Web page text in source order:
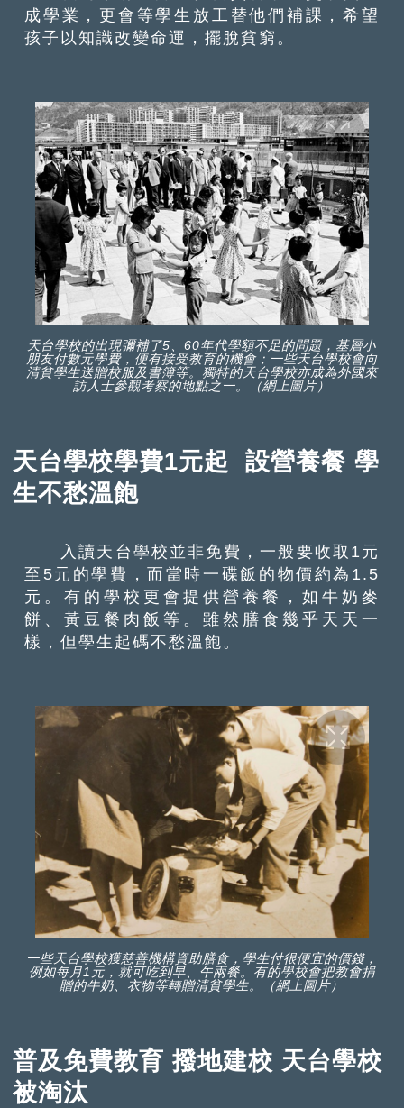
成學業，更會等學生放工替他們補課，希望
孩子以知識改變命運，擺脫貧窮。
天台學校的出現彌補了5、60年代學額不足的問題，基層小
朋友付數元學費，便有接受教育的機會；一些天台學校會向
清貧學生送贈校服及書簿等。獨特的天台學校亦成為外國來
訪人士參觀考察的地點之一。（網上圖片）
天台學校學費1元起 設營養餐 學
生不愁溫飽
入讀天台學校並非免費，一般要收取1元
至5元的學費，而當時一碟飯的物價約為1.5
元。有的學校更會提供營養餐，如牛奶麥
餅、黃豆餐肉飯等。雖然膳食幾乎天天一
樣，但學生起碼不愁溫飽。
一些天台學校獲慈善機構資助膳食，學生付很便宜的價錢，
例如每月1元，就可吃到早、午兩餐。有的學校會把教會捐
贈的牛奶、衣物等轉贈清貧學生。（網上圖片）
普及免費教育 撥地建校 天台學校
被淘汰